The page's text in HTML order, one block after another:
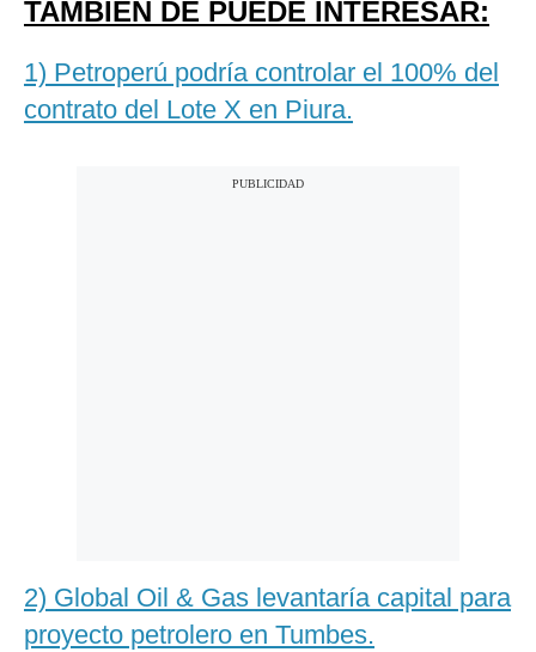
TAMBIÉN DE PUEDE INTERESAR:
1) Petroperú podría controlar el 100% del
contrato del Lote X en Piura.
2) Global Oil & Gas levantaría capital para
proyecto petrolero en Tumbes.